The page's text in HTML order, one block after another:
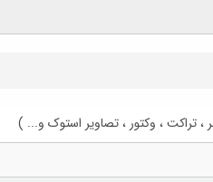
تراکت ، وکتور ، تصاویر استوک و... )